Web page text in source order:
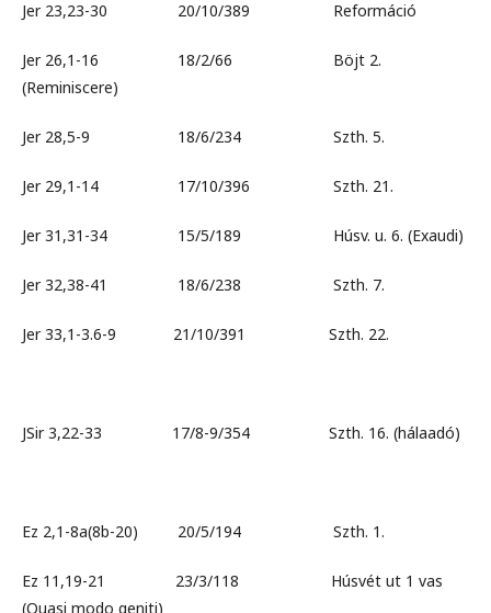
Jer 23,23-30 20/10/389 Reformáció
Jer 26,1-16 18/2/66 Böjt 2.
(Reminiscere)
Jer 28,5-9 18/6/234 Szth. 5.
Jer 29,1-14 17/10/396 Szth. 21.
Jer 31,31-34 15/5/189 Húsv. u. 6. (Exaudi)
Jer 32,38-41 18/6/238 Szth. 7.
Jer 33,1-3.6-9 21/10/391 Szth. 22.
JSir 3,22-33 17/8-9/354 Szth. 16. (hálaadó)
Ez 2,1-8a(8b-20) 20/5/194 Szth. 1.
Ez 11,19-21 23/3/118 Húsvét ut 1 vas
(Quasi modo geniti)